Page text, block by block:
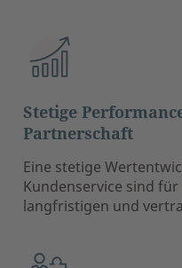
Stetige
Partnerschaft
Eine stetige
Kundenservice sind
langfristigen und